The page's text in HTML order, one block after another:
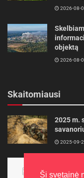
2026-08-
objektą
2026-08-
Skaitomiausi
2025 m.
2025-09-
aukso
Ši svetainė